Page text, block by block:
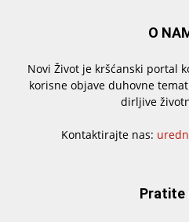
O
Novi Život je kršćanski portal
korisne objave duhovne
dirljive
Kontaktirajte nas:
Pratite